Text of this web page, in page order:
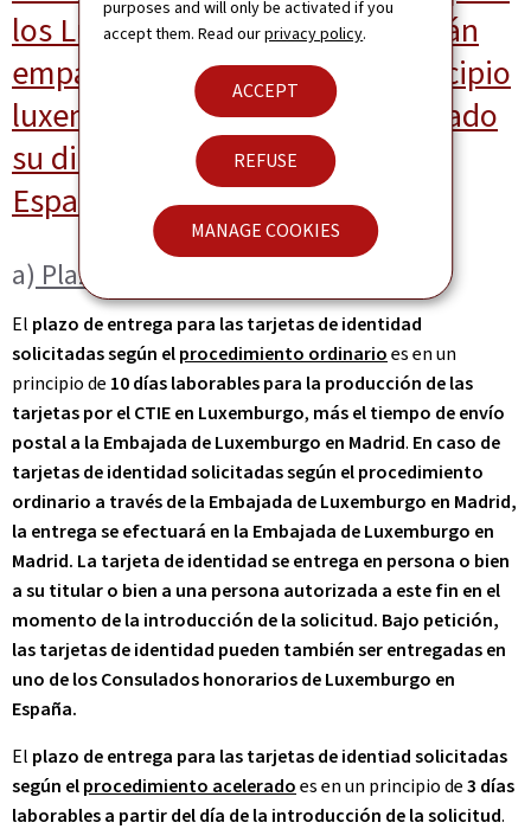
purposes and will only be activated if you
accept them. Read ourprivacy policy.
ACCEPT
REFUSE
MANAGE COOKIES
los Luxemburgueses que no están
empadronados en ningún municipio
luxemburgués y que han registrado
su dirección habitual actual en
España en el RNPP)
a) Plazos
El plazo de entrega para las tarjetas de identidad
solicitadas según elprocedimiento ordinarioes en un
principio de 10 días laborables para la producción de las
tarjetas por el CTIE en Luxemburgo, más el tiempo de envío
postal a la Embajada de Luxemburgo en Madrid. En caso de
tarjetas de identidad solicitadas según el procedimiento
ordinario a través de la Embajada de Luxemburgo en Madrid,
la entrega se efectuará en la Embajada de Luxemburgo en
Madrid. La tarjeta de identidad se entrega en persona o bien
a su titular o bien a una persona autorizada a este fin en el
momento de la introducción de la solicitud. Bajo petición,
las tarjetas de identidad pueden también ser entregadas en
uno de los Consulados honorarios de Luxemburgo en
España.
El plazo de entrega para las tarjetas de identiad solicitadas
según elprocedimiento aceleradoes en un principio de3 días
laborables a partir del día de la introducción de la solicitud.